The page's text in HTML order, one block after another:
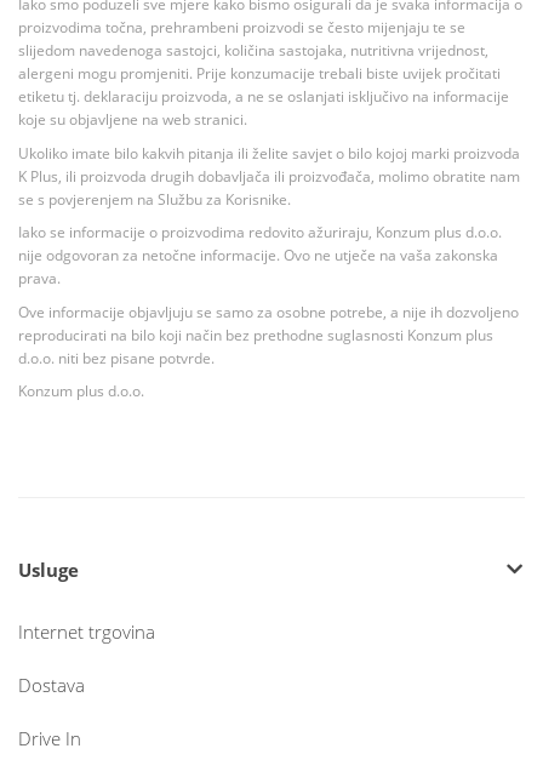
Iako smo poduzeli sve mjere kako bismo osigurali da je svaka informacija o
proizvodima točna, prehrambeni proizvodi se često mijenjaju te se
slijedom navedenoga sastojci, količina sastojaka, nutritivna vrijednost,
alergeni mogu promjeniti. Prije konzumacije trebali biste uvijek pročitati
etiketu tj. deklaraciju proizvoda, a ne se oslanjati isključivo na informacije
koje su objavljene na web stranici.
Ukoliko imate bilo kakvih pitanja ili želite savjet o bilo kojoj marki proizvoda
K Plus, ili proizvoda drugih dobavljača ili proizvođača, molimo obratite nam
se s povjerenjem na Službu za Korisnike.
Iako se informacije o proizvodima redovito ažuriraju, Konzum plus d.o.o.
nije odgovoran za netočne informacije. Ovo ne utječe na vaša zakonska
prava.
Ove informacije objavljuju se samo za osobne potrebe, a nije ih dozvoljeno
reproducirati na bilo koji način bez prethodne suglasnosti Konzum plus
d.o.o. niti bez pisane potvrde.
Konzum plus d.o.o.
Usluge
Internet trgovina
Dostava
Drive In